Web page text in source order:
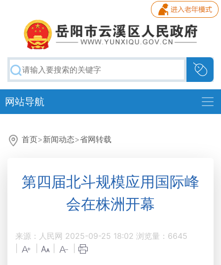
网站导航
首页>新闻动态>省网转载
第四届北斗规模应用国际峰
会在株洲开幕
来源：人民网 2025-09-25 18:02 浏览量： 6645